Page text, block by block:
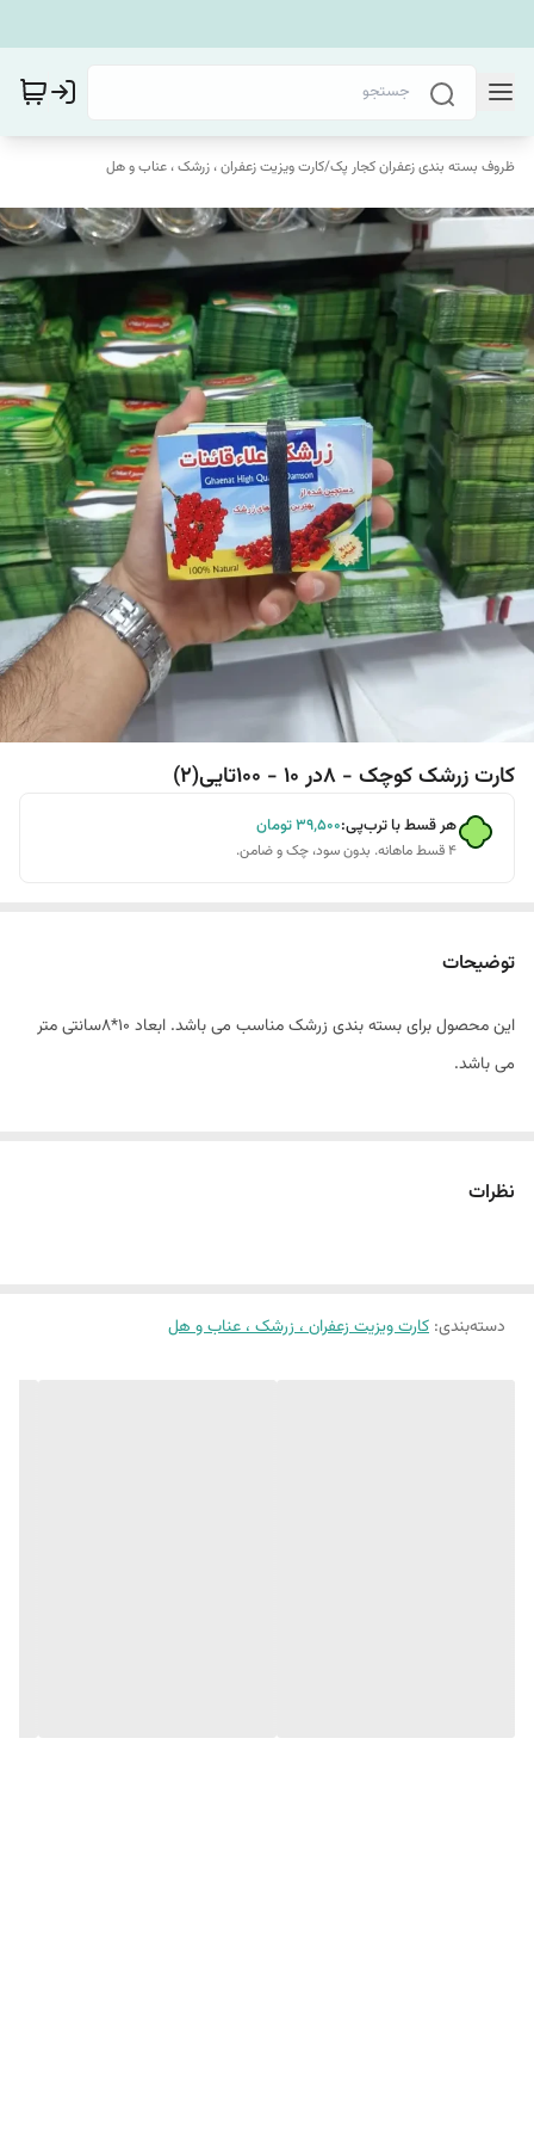
ظروف بسته بندی زعفران کجار پک/کارت ویزیت زعفران ، زرشک ، عناب و هل
کارت زرشک کوچک - 8در 10 - 100تایی(2)
هر قسط با ترب‌پی:۳۹٬۵۰۰تومان
۴ قسط ماهانه. بدون سود، چک و ضامن.
توضیحات
این محصول برای بسته بندی زرشک مناسب می باشد. ابعاد 10*8سانتی متر
می باشد.
نظرات
دسته‌بندی: کارت ویزیت زعفران ، زرشک ، عناب و هل